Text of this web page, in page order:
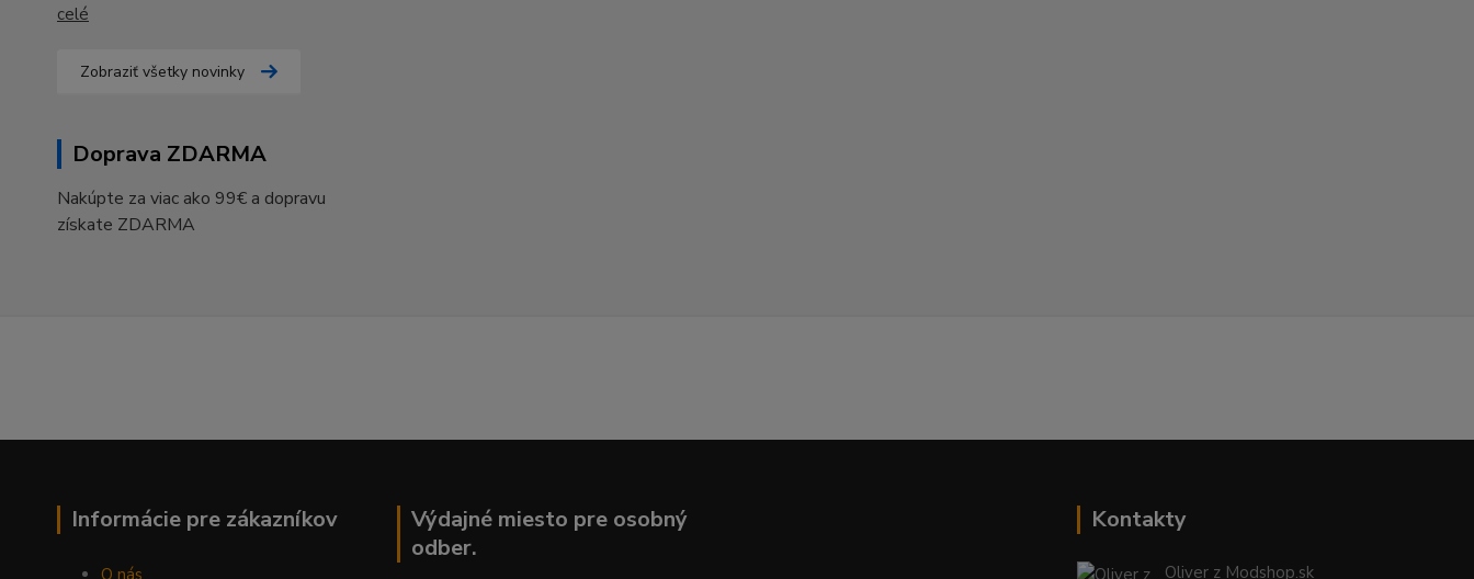
celé
Zobraziť všetky novinky
Doprava ZDARMA
Nakúpte za viac ako 99€ a dopravu
získate ZDARMA
Informácie pre zákazníkov
O nás
Výdajné miesto pre osobný
odber.
Kontakty
Oliver z Modshop.sk